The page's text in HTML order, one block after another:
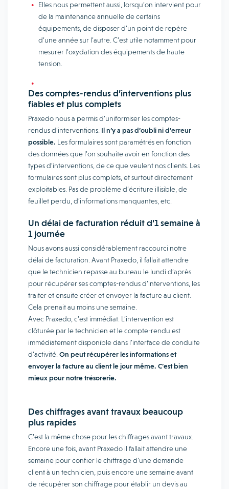
Elles nous permettent aussi, lorsqu’on intervient pour
de la maintenance annuelle de certains
équipements, de disposer d’un point de repère
d’une année sur l’autre. C’est utile notamment pour
mesurer l’oxydation des équipements de haute
tension.
Des comptes-rendus d’interventions plus
fiables et plus complets
Praxedo nous a permis d’uniformiser les comptes-
rendus d’interventions. Il n’y a pas d’oubli ni d’erreur
possible. Les formulaires sont paramétrés en fonction
des données que l’on souhaite avoir en fonction des
types d’interventions, de ce que veulent nos clients. Les
formulaires sont plus complets, et surtout directement
exploitables. Pas de problème d’écriture illisible, de
feuillet perdu, d’informations manquantes, etc.
Un délai de facturation réduit d’1 semaine à
1 journée
Nous avons aussi considérablement raccourci notre
délai de facturation. Avant Praxedo, il fallait attendre
que le technicien repasse au bureau le lundi d’après
pour récupérer ses comptes-rendus d’interventions, les
traiter et ensuite créer et envoyer la facture au client.
Cela prenait au moins une semaine.
Avec Praxedo, c’est immédiat. L’intervention est
clôturée par le technicien et le compte-rendu est
immédiatement disponible dans l’interface de conduite
d’activité. On peut récupérer les informations et
envoyer la facture au client le jour même. C’est bien
mieux pour notre trésorerie.
Des chiffrages avant travaux beaucoup
plus rapides
C’est la même chose pour les chiffrages avant travaux.
Encore une fois, avant Praxedo il fallait attendre une
semaine pour confier le chiffrage d’une demande
client à un technicien, puis encore une semaine avant
de récupérer son chiffrage pour établir un devis au